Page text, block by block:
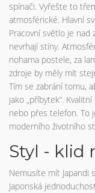
spínači. Vyřešte to
atmosférické. Hlavní
Pracovní světlo je nad
nevrhají stíny.
nohama postele, za
zdroje by měly mít
Tím se zabrání tomu,
jako „příbytek“.
nebo přes telefon. To
moderního životního
Styl - klid
Nemusíte mít Japandi
Japonská